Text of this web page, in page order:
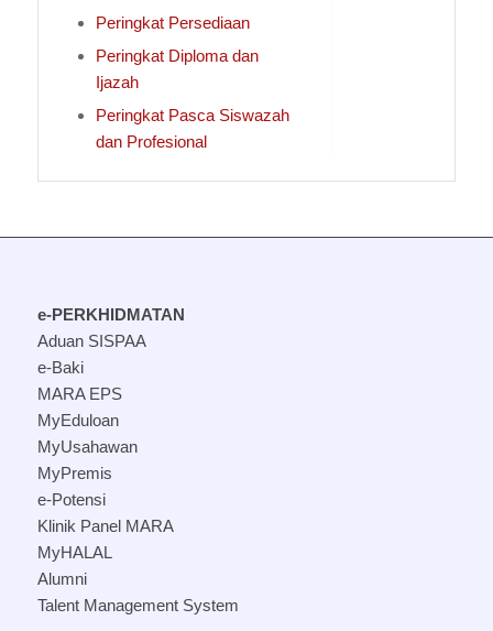
Peringkat Persediaan
Peringkat Diploma dan
Ijazah
Peringkat Pasca Siswazah
dan Profesional
e-PERKHIDMATAN
Aduan SISPAA
e-Baki
MARA EPS
MyEduloan
MyUsahawan
MyPremis
e-Potensi
Klinik Panel MARA
MyHALAL
Alumni
Talent Management System